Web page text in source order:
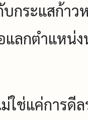
กระแสก้า
ลกตำแหน่
ใช่แค่การดี